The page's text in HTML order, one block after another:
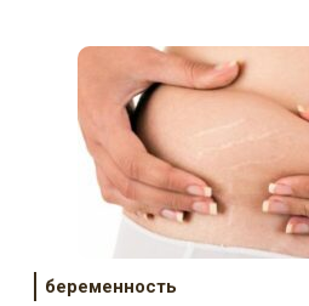
беременность